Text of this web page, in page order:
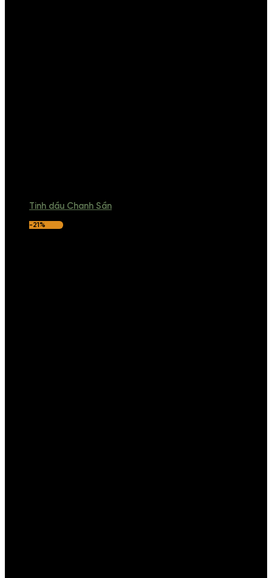
Tinh dầu Chanh Sần
-21%